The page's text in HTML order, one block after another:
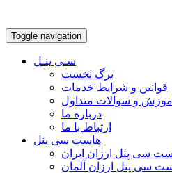
Toggle navigation
سـی پنـل
برگ نخست
قوانین و شرایط خدمات
و سوالات متداول
درباره ما
ارتباط با ما
هاست سی پنل
سی پنل ارزان ایران
سی پنل ارزان آلمان